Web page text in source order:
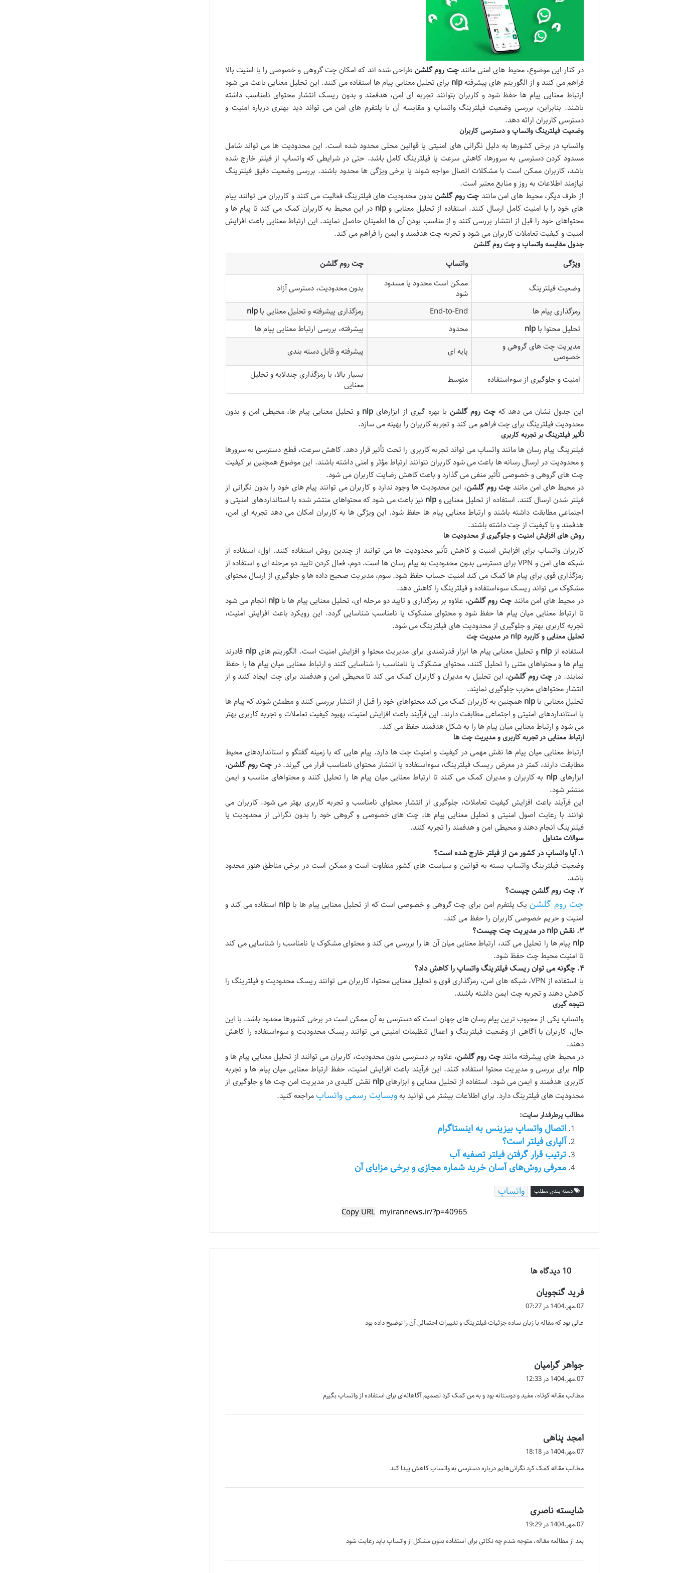
در کنار این موضوع، محیط های امنی مانندچت روم گلشنطراحی شده اند که امکان چت گروهی و خصوصی را با امنیت بالا
فراهم می کنند و از الگوریتم های پیشرفتهnlp برای تحلیل معنایی پیام ها استفاده می کنند. این تحلیل معنایی باعث می شود
ارتباط معنایی پیام ها حفظ شود و کاربران بتوانند تجربه ای امن، هدفمند و بدون ریسک انتشار محتوای نامناسب داشته
باشند. بنابراین، بررسی وضعیت فیلترینگ واتساپ و مقایسه آن با پلتفرم های امن می تواند دید بهتری درباره امنیت و
دسترسی کاربران ارائه دهد.
وضعیت فیلترینگ واتساپ و دسترسی کاربران
واتساپ در برخی کشورها به دلیل نگرانی های امنیتی یا قوانین محلی محدود شده است. این محدودیت ها می تواند شامل
مسدود کردن دسترسی به سرورها، کاهش سرعت یا فیلترینگ کامل باشد. حتی در شرایطی که واتساپ از فیلتر خارج شده
باشد، کاربران ممکن است با مشکلات اتصال مواجه شوند یا برخی ویژگی ها محدود باشند. بررسی وضعیت دقیق فیلترینگ
نیازمند اطلاعات به روز و منابع معتبر است.
از طرف دیگر، محیط های امن مانند چت روم گلشنبدون محدودیت های فیلترینگ فعالیت می کنند و کاربران می توانند پیام
های خود را با امنیت کامل ارسال کنند. استفاده از تحلیل معنایی و nlp در این محیط به کاربران کمک می کند تا پیام ها و
محتواهای خود را قبل از انتشار بررسی کنند و از مناسب بودن آن ها اطمینان حاصل نمایند. این ارتباط معنایی باعث افزایش
امنیت و کیفیت تعاملات کاربران می شود و تجربه چت هدفمند و ایمن را فراهم می کند.
جدول مقایسه واتساپ و چت روم گلشن
ویژگی واتساپ چت روم گلشن
وضعیت فیلترینگ
ممکن است محدود یا مسدود
شود
بدون محدودیت، دسترسی آزاد
رمزگذاری پیام ها
End-to-End رمزگذاری پیشرفته و تحلیل معنایی باnlp
تحلیل محتوا باnlp محدود
پیشرفته، بررسی ارتباط معنایی پیام ها
مدیریت چت های گروهی و
خصوصی
پایه ای پیشرفته و قابل دسته بندی
امنیت و جلوگیری از سوءاستفاده متوسط
بسیار بالا، با رمزگذاری چندلایه و تحلیل
معنایی
این جدول نشان می دهد کهچت روم گلشنبا بهره گیری از ابزارهای nlp و تحلیل معنایی پیام ها، محیطی امن و بدون
محدودیت فیلترینگ برای چت فراهم می کند و تجربه کاربران را بهینه می سازد.
تأثیر فیلترینگ بر تجربه کاربری
فیلترینگ پیام رسان ها مانند واتساپ می تواند تجربه کاربری را تحت تأثیر قرار دهد. کاهش سرعت، قطع دسترسی به سرورها
و محدودیت در ارسال رسانه ها باعث می شود کاربران نتوانند ارتباط مؤثر و امنی داشته باشند. این موضوع همچنین بر کیفیت
چت های گروهی و خصوصی تأثیر منفی می گذارد و باعث کاهش رضایت کاربران می شود.
در محیط های امن مانند چت روم گلشن، این محدودیت ها وجود ندارد و کاربران می توانند پیام های خود را بدون نگرانی از
فیلتر شدن ارسال کنند. استفاده از تحلیل معنایی و nlp نیز باعث می شود که محتواهای منتشر شده با استانداردهای امنیتی و
اجتماعی مطابقت داشته باشند و ارتباط معنایی پیام ها حفظ شود. این ویژگی ها به کاربران امکان می دهد تجربه ای امن،
هدفمند و با کیفیت از چت داشته باشند.
روش های افزایش امنیت و جلوگیری از محدودیت ها
کاربران واتساپ برای افزایش امنیت و کاهش تأثیر محدودیت ها می توانند از چندین روش استفاده کنند. اول، استفاده از
شبکه های امن و VPN برای دسترسی بدون محدودیت به پیام رسان ها است. دوم، فعال کردن تایید دو مرحله ای و استفاده از
رمزگذاری قوی برای پیام ها کمک می کند امنیت حساب حفظ شود. سوم، مدیریت صحیح داده ها و جلوگیری از ارسال محتوای
مشکوک می تواند ریسک سوءاستفاده و فیلترینگ را کاهش دهد.
در محیط های امن مانند چت روم گلشن، علاوه بر رمزگذاری و تایید دو مرحله ای، تحلیل معنایی پیام ها باnlp انجام می شود
تا ارتباط معنایی میان پیام ها حفظ شود و محتوای مشکوک یا نامناسب شناسایی گردد. این رویکرد باعث افزایش امنیت،
تجربه کاربری بهتر و جلوگیری از محدودیت های فیلترینگ می شود.
تحلیل معنایی و کاربردnlp در مدیریت چت
استفاده از nlp و تحلیل معنایی پیام ها ابزار قدرتمندی برای مدیریت محتوا و افزایش امنیت است. الگوریتم هایnlp قادرند
پیام ها و محتواهای متنی را تحلیل کنند، محتوای مشکوک یا نامناسب را شناسایی کنند و ارتباط معنایی میان پیام ها را حفظ
نمایند. در چت روم گلشن، این تحلیل به مدیران و کاربران کمک می کند تا محیطی امن و هدفمند برای چت ایجاد کنند و از
انتشار محتواهای مخرب جلوگیری نمایند.
تحلیل معنایی با nlp همچنین به کاربران کمک می کند محتواهای خود را قبل از انتشار بررسی کنند و مطمئن شوند که پیام ها
با استانداردهای امنیتی و اجتماعی مطابقت دارند. این فرآیند باعث افزایش امنیت، بهبود کیفیت تعاملات و تجربه کاربری بهتر
می شود و ارتباط معنایی میان پیام ها را به شکل هدفمند حفظ می کند.
ارتباط معنایی در تجربه کاربری و مدیریت چت ها
ارتباط معنایی میان پیام ها نقش مهمی در کیفیت و امنیت چت ها دارد. پیام هایی که با زمینه گفتگو و استانداردهای محیط
مطابقت دارند، کمتر در معرض ریسک فیلترینگ، سوءاستفاده یا انتشار محتوای نامناسب قرار می گیرند. در چت روم گلشن،
ابزارهای nlp به کاربران و مدیران کمک می کنند تا ارتباط معنایی میان پیام ها را تحلیل کنند و محتواهای مناسب و ایمن
منتشر شود.
این فرآیند باعث افزایش کیفیت تعاملات، جلوگیری از انتشار محتوای نامناسب و تجربه کاربری بهتر می شود. کاربران می
توانند با رعایت اصول امنیتی و تحلیل معنایی پیام ها، چت های خصوصی و گروهی خود را بدون نگرانی از محدودیت یا
فیلترینگ انجام دهند و محیطی امن و هدفمند را تجربه کنند.
سوالات متداول
۱. آیا واتساپ در کشور من از فیلتر خارج شده است؟
وضعیت فیلترینگ واتساپ بسته به قوانین و سیاست های کشور متفاوت است و ممکن است در برخی مناطق هنوز محدود
باشد.
۲. چت روم گلشن چیست؟
چت روم گلشن یک پلتفرم امن برای چت گروهی و خصوصی است که از تحلیل معنایی پیام ها با nlp استفاده می کند و
امنیت و حریم خصوصی کاربران را حفظ می کند.
۳. نقش nlp در مدیریت چت چیست؟
nlp پیام ها را تحلیل می کند، ارتباط معنایی میان آن ها را بررسی می کند و محتوای مشکوک یا نامناسب را شناسایی می کند
تا امنیت محیط چت حفظ شود.
۴. چگونه می توان ریسک فیلترینگ واتساپ را کاهش داد؟
با استفاده از VPN، شبکه های امن، رمزگذاری قوی و تحلیل معنایی محتوا، کاربران می توانند ریسک محدودیت و فیلترینگ را
کاهش دهند و تجربه چت ایمن داشته باشند.
نتیجه گیری
واتساپ یکی از محبوب ترین پیام رسان های جهان است که دسترسی به آن ممکن است در برخی کشورها محدود باشد. با این
حال، کاربران با آگاهی از وضعیت فیلترینگ و اعمال تنظیمات امنیتی می توانند ریسک محدودیت و سوءاستفاده را کاهش
دهند.
در محیط های پیشرفته مانندچت روم گلشن، علاوه بر دسترسی بدون محدودیت، کاربران می توانند از تحلیل معنایی پیام ها و
nlp برای بررسی و مدیریت محتوا استفاده کنند. این فرآیند باعث افزایش امنیت، حفظ ارتباط معنایی میان پیام ها و تجربه
کاربری هدفمند و ایمن می شود. استفاده از تحلیل معنایی و ابزارهایnlp نقش کلیدی در مدیریت امن چت ها و جلوگیری از
محدودیت های فیلترینگ دارد. برای اطلاعات بیشتر می توانید بهوبسایت رسمی واتساپ مراجعه کنید.
مطالب پرطرفدار سایت:
اتصال واتساپ بیزینس به اینستاگرام
آلپاری فیلتر است؟
ترتیب قرار گرفتن فیلتر تصفیه آب
معرفی روش‌های آسان خرید شماره مجازی و برخی مزایای آن
دسته بندی مطلب واتساپ
Copy URL
‫10 دیدگاه ها
فرید گنجویان
ف
:
07.مهر.1404 در 07:27
عالی بود که مقاله با زبان ساده جزئیات فیلترینگ و تغییرات احتمالی آن را توضیح داده بود
جواهر گرامیان
ف
:
07.مهر.1404 در 12:33
مطالب مقاله کوتاه، مفید و دوستانه بود و به من کمک کرد تصمیم آگاهانه‌ای برای استفاده از واتساپ بگیرم
امجد پناهی
ف
:
07.مهر.1404 در 18:18
مطالب مقاله کمک کرد نگرانی‌هایم درباره دسترسی به واتساپ کاهش پیدا کند
شایسته ناصری
ف
:
07.مهر.1404 در 19:29
بعد از مطالعه مقاله، متوجه شدم چه نکاتی برای استفاده بدون مشکل از واتساپ باید رعایت شود